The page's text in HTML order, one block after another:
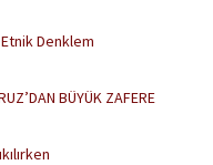
Etnik Denklem
BÜYÜK ZAFERE